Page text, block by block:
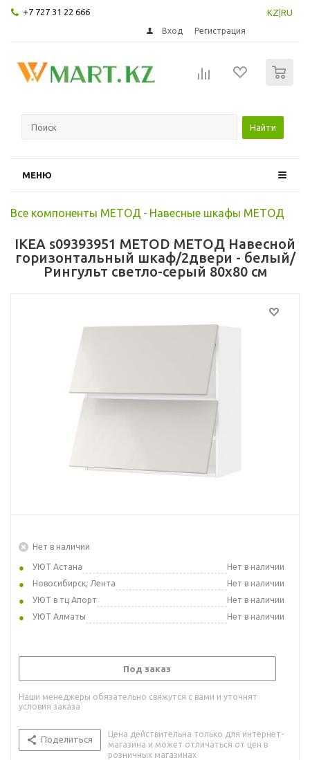
+7 727 31 22 666 KZ RU
Вход Регистрация
Найти
МЕНЮ
Все компоненты МЕТОД - Навесные шкафы МЕТОД
IKEA s09393951 METOD МЕТОД Навесной
горизонтальный шкаф/2двери - белый/
Рингульт светло-серый 80x80 см
Нет в наличии
УЮТ Астана
Нет в наличии
Новосибирск, Лента
Нет в наличии
УЮТ в тц Апорт
Нет в наличии
УЮТ Алматы
Нет в наличии
Под заказ
Наши менеджеры обязательно свяжутся с вами и уточнят
условия заказа
Поделиться
Цена действительна только для интернет-
магазина и может отличаться от цен в
розничных магазинах